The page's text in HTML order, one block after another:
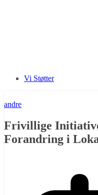
Vi Støtter
andre
Frivillige
Forandring i